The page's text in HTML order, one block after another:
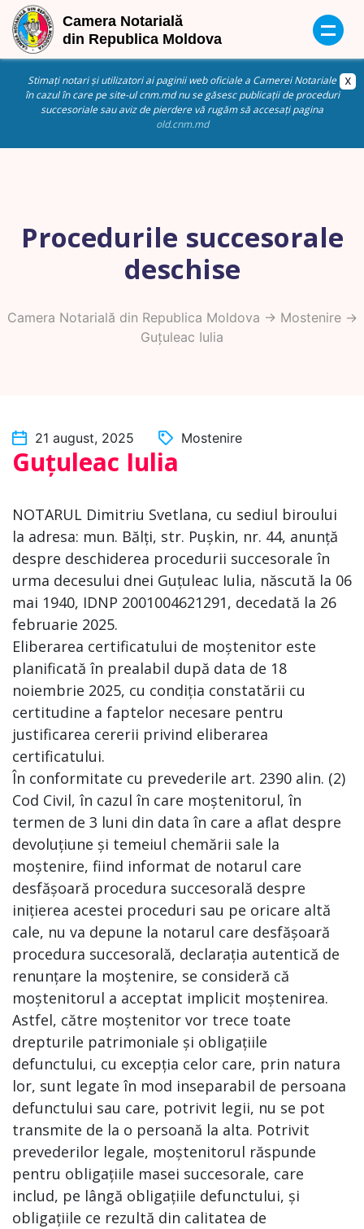
Stimați notari și utilizatori ai paginii web oficiale a Camerei Notariale
în cazul în care pe site-ul cnm.md nu se găsesc publicații de proceduri
succesoriale sau aviz de pierdere vă rugăm să accesați pagina
old.cnm.md
Procedurile succesorale
deschise
Camera Notarială din Republica Moldova -> Mostenire->
Guțuleac Iulia
21 august, 2025 Mostenire
Guțuleac Iulia
NOTARUL Dimitriu Svetlana, cu sediul biroului
la adresa: mun. Bălți, str. Pușkin, nr. 44, anunță
despre deschiderea procedurii succesorale în
urma decesului dnei Guțuleac Iulia, născută la 06
mai 1940, IDNP 2001004621291, decedată la 26
februarie 2025.
Eliberarea certificatului de moștenitor este
planificată în prealabil după data de 18
noiembrie 2025, cu condiția constatării cu
certitudine a faptelor necesare pentru
justificarea cererii privind eliberarea
certificatului.
În conformitate cu prevederile art. 2390 alin. (2)
Cod Civil, în cazul în care moștenitorul, în
termen de 3 luni din data în care a aflat despre
devoluțiune și temeiul chemării sale la
moștenire, fiind informat de notarul care
desfășoară procedura succesorală despre
inițierea acestei proceduri sau pe oricare altă
cale, nu va depune la notarul care desfășoară
procedura succesorală, declarația autentică de
renunțare la moștenire, se consideră că
moștenitorul a acceptat implicit moștenirea.
Astfel, către moștenitor vor trece toate
drepturile patrimoniale și obligațiile
defunctului, cu excepția celor care, prin natura
lor, sunt legate în mod inseparabil de persoana
defunctului sau care, potrivit legii, nu se pot
transmite de la o persoană la alta. Potrivit
prevederilor legale, moștenitorul răspunde
pentru obligațiile masei succesorale, care
includ, pe lângă obligațiile defunctului, și
obligațiile ce rezultă din calitatea de